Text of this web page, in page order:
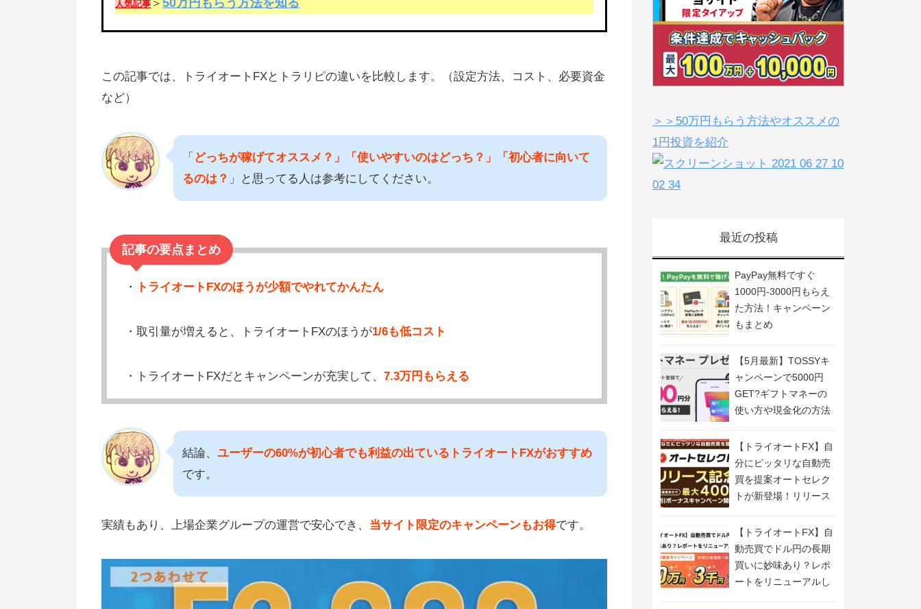
人気記事 ＞
この記事では、トライオートFXとトラリピの違いを比較します。（設定方法、コスト、必要資金
など）
「 どっちが稼げてオススメ？」「使いやすいのはどっち？」「初心者に向いて
るのは？ 」と思ってる人は参考にしてください。
記事の要点まとめ
・ トライオートFXのほうが少額でやれてかんたん
・取引量が増えると、トライオートFXのほうが1/6も低コスト
・トライオートFXだとキャンペーンが充実して、 7.3万円もらえる
結論、 ユーザーの60%が初心者でも利益の出ているトライオートFXがおすすめ
です。
実績もあり、上場企業グループの運営で安心でき、 当サイト限定のキャンペーンもお得です。
＞＞50万円もらう方法やオススメの
1円投資を紹介
最近の投稿
PayPay無料ですぐ
1000円-3000円もらえ
た方法！キャンペーン
もまとめ
【5月最新】TOSSYキ
ャンペーンで5000円
GET?ギフトマネーの
使い方や現金化の方法
【トライオートFX】自
分にピッタリな自動売
買を提案オートセレク
トが新登場！リリース
催！
【トライオートFX】自
動売買でドル円の長期
買いに妙味あり？レポ
ートをリニューアルし